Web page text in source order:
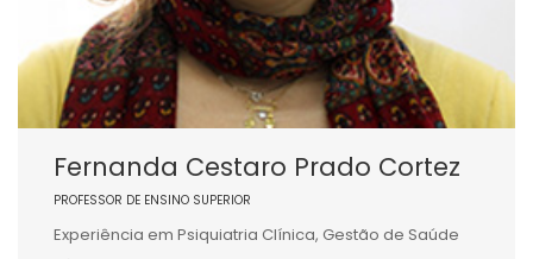
Fernanda Cestaro Prado Cortez
PROFESSOR DE ENSINO SUPERIOR
Experiência em Psiquiatria Clínica, Gestão de Saúde